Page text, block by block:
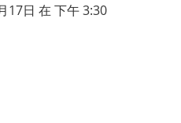
17日 在 下午 3:30